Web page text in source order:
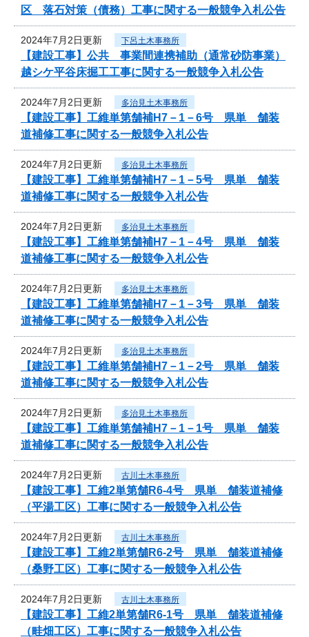
区 落石対策（債務）工事に関する一般競争入札公告
2024年7月2日更新 下呂土木事務所
【建設工事】公共 事業間連携補助（通常砂防事業）
越シケ平谷床掘工工事に関する一般競争入札公告
2024年7月2日更新 多治見土木事務所
【建設工事】工維単第舗補H7－1－6号 県単 舗装
道補修工事に関する一般競争入札公告
2024年7月2日更新 多治見土木事務所
【建設工事】工維単第舗補H7－1－5号 県単 舗装
道補修工事に関する一般競争入札公告
2024年7月2日更新 多治見土木事務所
【建設工事】工維単第舗補H7－1－4号 県単 舗装
道補修工事に関する一般競争入札公告
2024年7月2日更新 多治見土木事務所
【建設工事】工維単第舗補H7－1－3号 県単 舗装
道補修工事に関する一般競争入札公告
2024年7月2日更新 多治見土木事務所
【建設工事】工維単第舗補H7－1－2号 県単 舗装
道補修工事に関する一般競争入札公告
2024年7月2日更新 多治見土木事務所
【建設工事】工維単第舗補H7－1－1号 県単 舗装
道補修工事に関する一般競争入札公告
2024年7月2日更新 古川土木事務所
【建設工事】工維2単第舗R6-4号 県単 舗装道補修
（平湯工区）工事に関する一般競争入札公告
2024年7月2日更新 古川土木事務所
【建設工事】工維2単第舗R6-2号 県単 舗装道補修
（桑野工区）工事に関する一般競争入札公告
2024年7月2日更新 古川土木事務所
【建設工事】工維2単第舗R6-1号 県単 舗装道補修
（畦畑工区）工事に関する一般競争入札公告